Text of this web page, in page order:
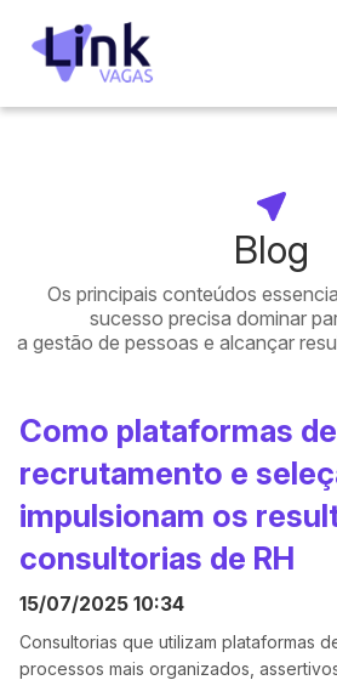
Blog
Os principais conteúdos
sucesso precisa dominar
a gestão de pessoas e alcançar
Como plataformas de
recrutamento e
impulsionam os
consultorias de RH
15/07/2025 10:34
Consultorias que utilizam plataformas
processos mais organizados,